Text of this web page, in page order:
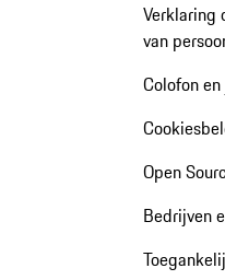
Verklaring
van
Colofon
Open
Bedrijven